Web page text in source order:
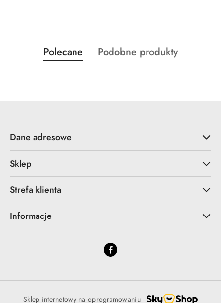
Pomiń karuzelę produktów
Produkty
o
Polecane
Produkty
Podobne produkty
Dane adresowe
Sklep
Strefa klienta
Informacje
Sklep internetowy na oprogramowaniu